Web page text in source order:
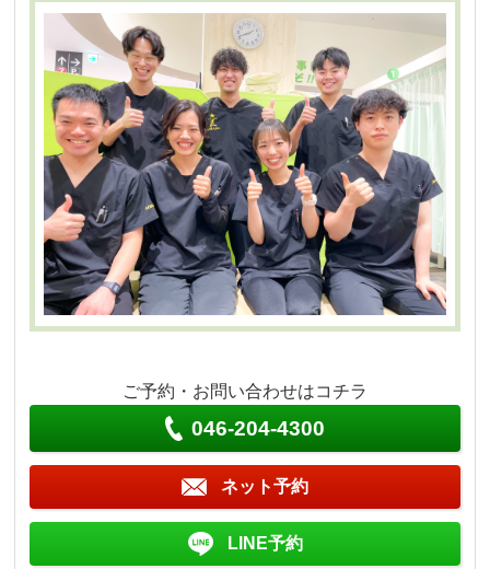
ご予約・お問い合わせはコチラ
046-204-4300
ネット予約
LINE予約